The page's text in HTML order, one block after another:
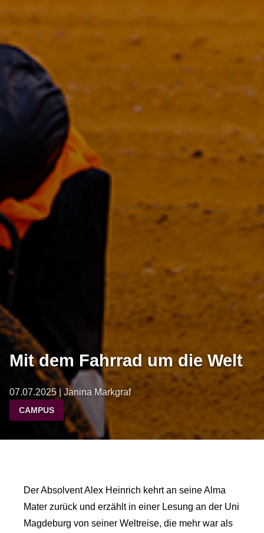
Mit dem Fahrrad um die Welt
07.07.2025 | Janina Markgraf
CAMPUS
Der Absolvent Alex Heinrich kehrt an seine Alma
Mater zurück und erzählt in einer Lesung an der Uni
Magdeburg von seiner Weltreise, die mehr war als